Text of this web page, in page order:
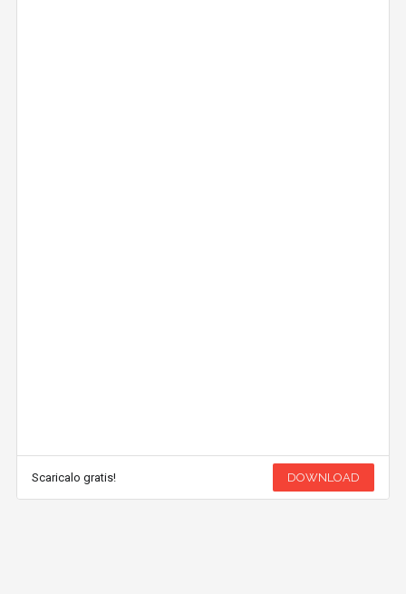
Scaricalo gratis! DOWNLOAD